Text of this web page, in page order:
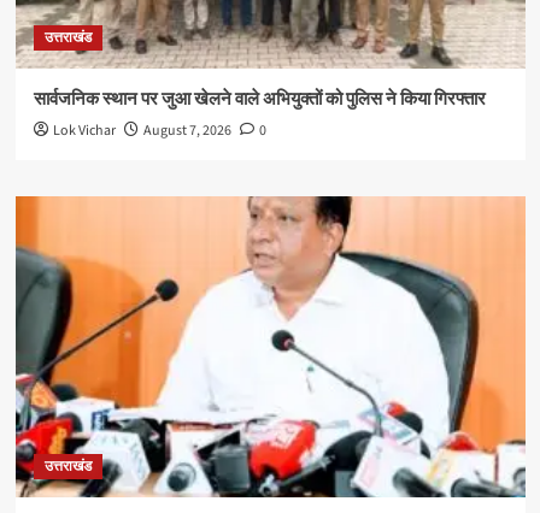
उत्तराखंड
सार्वजनिक स्थान पर जुआ खेलने वाले अभियुक्तों को पुलिस ने किया गिरफ्तार
Lok Vichar August 7, 2026 0
उत्तराखंड